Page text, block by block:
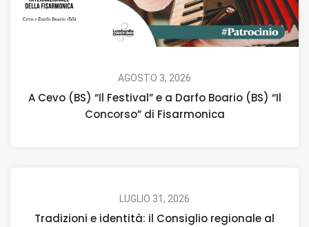
AGOSTO 3, 2026
A Cevo (BS) “Il Festival” e a Darfo Boario (BS) “Il
Concorso” di Fisarmonica
LUGLIO 31, 2026
Tradizioni e identità: il Consiglio regionale al